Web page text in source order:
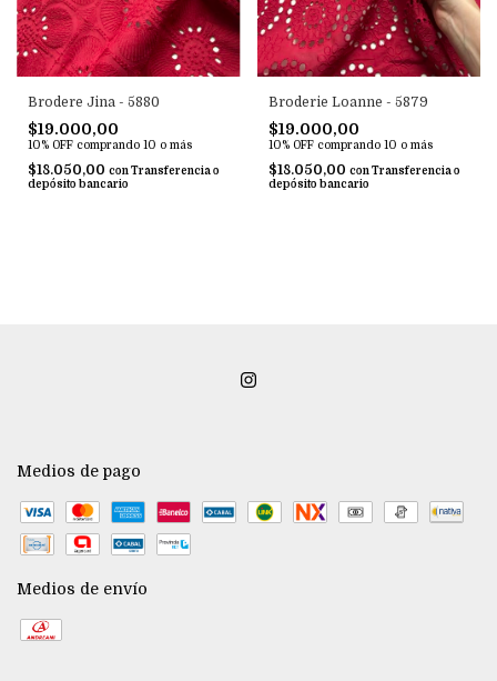
Brodere Jina - 5880
$19.000,00
10% OFF comprando 10 o más
$18.050,00 con Transferencia o
depósito bancario
Broderie Loanne - 5879
$19.000,00
10% OFF comprando 10 o más
$18.050,00 con Transferencia o
depósito bancario
Medios de pago
Medios de envío